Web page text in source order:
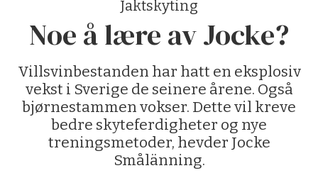
Jaktskyting
Noe å lære av Jocke?
Villsvinbestanden har hatt en eksplosiv
vekst i Sverige de seinere årene. Også
bjørnestammen vokser. Dette vil kreve
bedre skyteferdigheter og nye
treningsmetoder, hevder Jocke
Smålänning.